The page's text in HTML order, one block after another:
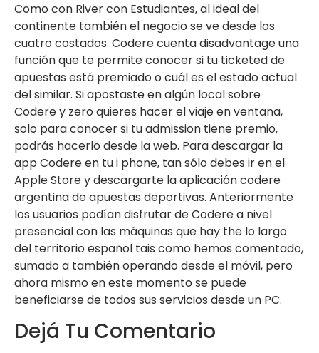
Como con River con Estudiantes, al ideal del
continente también el negocio se ve desde los
cuatro costados. Codere cuenta disadvantage una
función que te permite conocer si tu ticketed de
apuestas está premiado o cuál es el estado actual
del similar. Si apostaste en algún local sobre
Codere y zero quieres hacer el viaje en ventana,
solo para conocer si tu admission tiene premio,
podrás hacerlo desde la web. Para descargar la
app Codere en tu i phone, tan sólo debes ir en el
Apple Store y descargarte la aplicación codere
argentina de apuestas deportivas. Anteriormente
los usuarios podían disfrutar de Codere a nivel
presencial con las máquinas que hay the lo largo
del territorio español tais como hemos comentado,
sumado a también operando desde el móvil, pero
ahora mismo en este momento se puede
beneficiarse de todos sus servicios desde un PC.
Dejá Tu Comentario